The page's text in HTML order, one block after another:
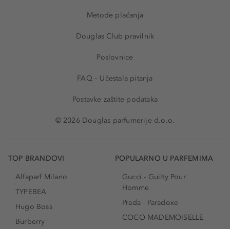
Metode plaćanja
Douglas Club pravilnik
Poslovnice
FAQ – Učestala pitanja
Postavke zaštite podataka
© 2026 Douglas parfumerije d.o.o.
TOP BRANDOVI
Alfaparf Milano
TYPEBEA
Hugo Boss
Burberry
POPULARNO U PARFEMIMA
Gucci - Guilty Pour
Homme
Prada - Paradoxe
COCO MADEMOISELLE